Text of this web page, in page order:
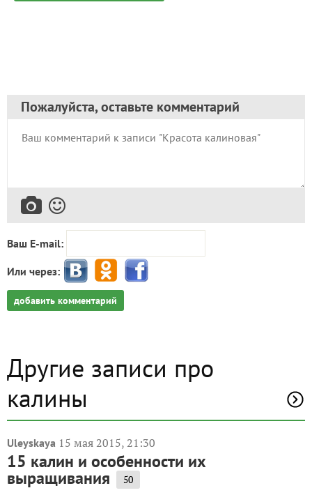
Пожалуйста, оставьте комментарий
Ваш E-mail:
Или через:
добавить комментарий
Другие записи про
калины
Uleyskaya 15 мая 2015, 21:30
15 калин и особенности их
выращивания 50